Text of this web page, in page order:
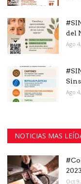
del
Ago
Ago
NOTICIAS MAS
Oct